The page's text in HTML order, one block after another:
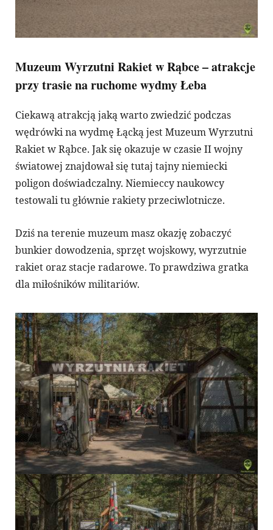
Muzeum Wyrzutni Rakiet w Rąbce – atrakcje
przy trasie na ruchome wydmy Łeba
Ciekawą atrakcją jaką warto zwiedzić podczas
wędrówki na wydmę Łącką jest Muzeum Wyrzutni
Rakiet w Rąbce. Jak się okazuje w czasie II wojny
światowej znajdował się tutaj tajny niemiecki
poligon doświadczalny. Niemieccy naukowcy
testowali tu głównie rakiety przeciwlotnicze.
Dziś na terenie muzeum masz okazję zobaczyć
bunkier dowodzenia, sprzęt wojskowy, wyrzutnie
rakiet oraz stacje radarowe. To prawdziwa gratka
dla miłośników militariów.